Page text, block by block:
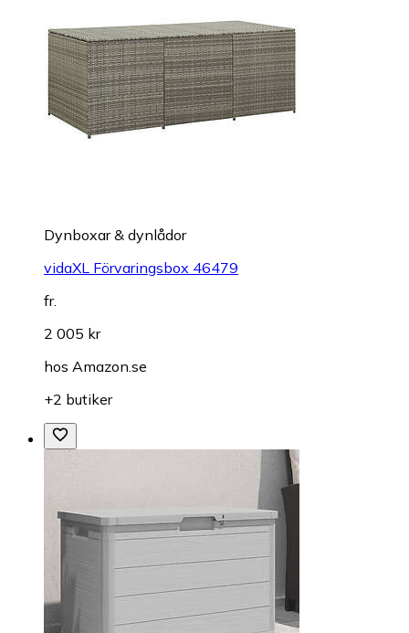
Dynboxar & dynlådor
vidaXL Förvaringsbox 46479
fr.
2 005 kr
hos Amazon.se
+2 butiker